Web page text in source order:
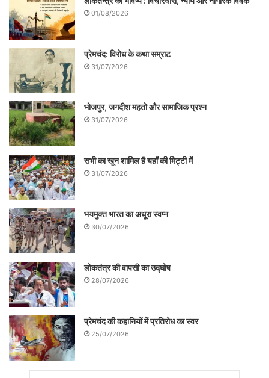
01/08/2026
प्रेमचंद: विरोध के कथा सम्राट
31/07/2026
भोजपुर, जगदीश महतो और सामाजिक प्रश्न
31/07/2026
सभी का खून शामिल है यहाँ की मिट्टी में
31/07/2026
भयमुक्त भारत का अधूरा स्वप्न
30/07/2026
लोकतंत्र की वापसी का उद्घोष
28/07/2026
प्रेमचंद की कहानियों में प्रतिरोध का स्वर
25/07/2026